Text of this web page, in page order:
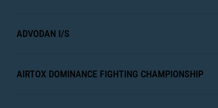
ADVODAN I/S
AIRTOX DOMINANCE FIGHTING CHAMPIONSHIP